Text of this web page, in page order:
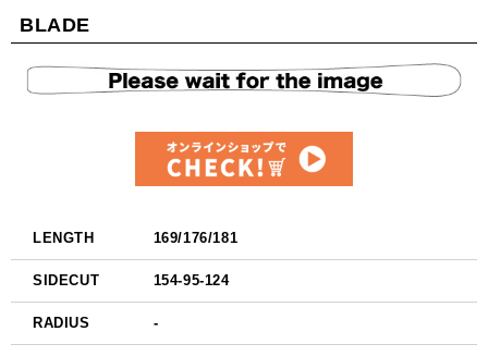
BLADE
LENGTH 169/176/181
SIDECUT 154-95-124
RADIUS -